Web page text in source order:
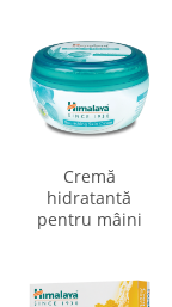
Cremă
hidratantă
pentru mâini